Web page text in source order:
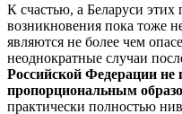
К счастью, а Беларуси
возникновения пока тоже
являются не более чем
неоднократные случаи
Российской Федерации не
пропорциональным
практически полностью